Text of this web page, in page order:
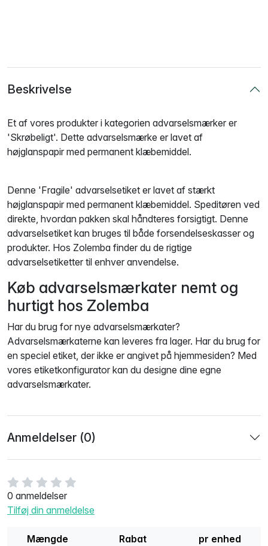
0 anmeldelser
Tilføj din anmeldelse
Mængde Rabat pr enhed
Beskrivelse
Et af vores produkter i kategorien advarselsmærker er
'Skrøbeligt'. Dette advarselsmærke er lavet af
højglanspapir med permanent klæbemiddel.
Denne 'Fragile' advarselsetiket er lavet af stærkt
højglanspapir med permanent klæbemiddel. Speditøren ved
direkte, hvordan pakken skal håndteres forsigtigt. Denne
advarselsetiket kan bruges til både forsendelseskasser og
produkter. Hos Zolemba finder du de rigtige
advarselsetiketter til enhver anvendelse.
Køb advarselsmærkater nemt og
hurtigt hos Zolemba
Har du brug for nye advarselsmærkater?
Advarselsmærkaterne kan leveres fra lager. Har du brug for
en speciel etiket, der ikke er angivet på hjemmesiden? Med
vores etiketkonfigurator kan du designe dine egne
advarselsmærkater.
Anmeldelser (0)